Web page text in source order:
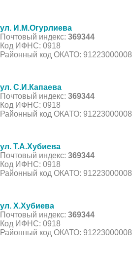
ул. И.М.Огурлиева
Почтовый индекс: 369344
Код ИФНС: 0918
Районный код ОКАТО: 91223000008
ул. С.И.Капаева
Почтовый индекс: 369344
Код ИФНС: 0918
Районный код ОКАТО: 91223000008
ул. Т.А.Хубиева
Почтовый индекс: 369344
Код ИФНС: 0918
Районный код ОКАТО: 91223000008
ул. Х.Хубиева
Почтовый индекс: 369344
Код ИФНС: 0918
Районный код ОКАТО: 91223000008